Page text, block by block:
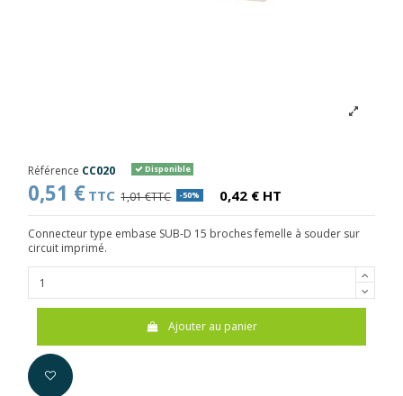
Référence CC020 Disponible
0,51 € TTC 1,01 €TTC -50% 0,42 € HT
Connecteur type embase SUB-D 15 broches femelle à souder sur
circuit imprimé.
Ajouter au panier